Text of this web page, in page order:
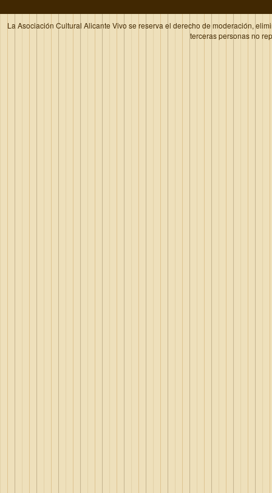
La Asociación Cultural Alicante Vivo se reserva el derecho de moderación,
terceras personas no